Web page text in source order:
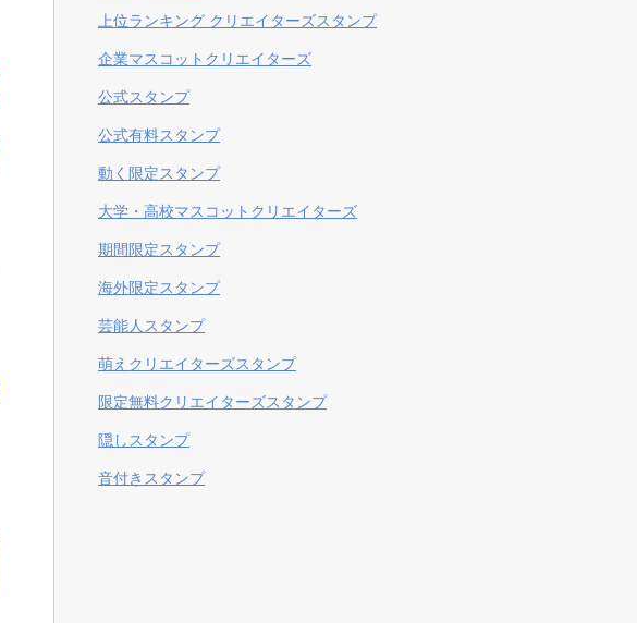
上位ランキング クリエイターズスタンプ
企業マスコットクリエイターズ
公式スタンプ
公式有料スタンプ
動く限定スタンプ
大学・高校マスコットクリエイターズ
期間限定スタンプ
海外限定スタンプ
芸能人スタンプ
萌えクリエイターズスタンプ
限定無料クリエイターズスタンプ
隠しスタンプ
音付きスタンプ